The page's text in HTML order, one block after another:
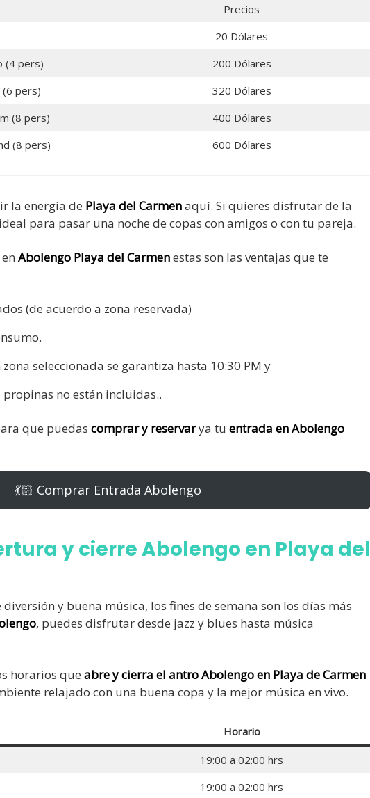
Precios
20 Dólares
(4 pers)
200 Dólares
(6 pers)
320 Dólares
(8 pers)
400 Dólares
(8 pers)
600 Dólares
la energía de Playa del Carmenaquí. Si quieres disfrutar de la
para pasar una noche de copas con amigos o con tu pareja.
en Abolengo Playa del Carmenestas son las ventajas que te
(de acuerdo a zona reservada)
seleccionada se garantiza hasta 10:30 PM y
propinas no están incluidas..
que puedas comprar y reservarya tu entrada en Abolengo
💃🏻 Comprar Entrada Abolengo
y cierre Abolengo en Playa del
y buena música, los fines de semana son los días más
, puedes disfrutar desde jazz y blues hasta música
horarios que abre y cierra el antroAbolengo en Playa de Carmen
relajado con una buena copa y la mejor música en vivo.
Horario
19:00 a 02:00 hrs
19:00 a 02:00 hrs